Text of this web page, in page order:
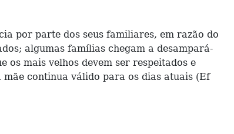
por parte dos seus familiares, em razão do
algumas famílias chegam a desampará-
os mais velhos devem ser respeitados e
mãe continua válido para os dias atuais (Ef